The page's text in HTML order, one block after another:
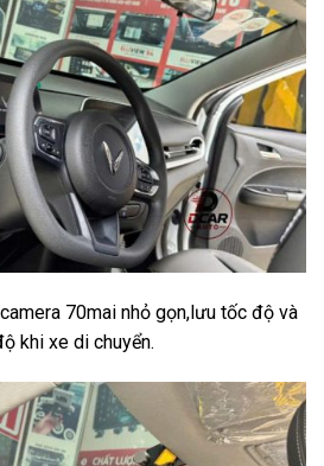
70mai nhỏ gọn,lưu tốc độ và
khi xe di chuyển.